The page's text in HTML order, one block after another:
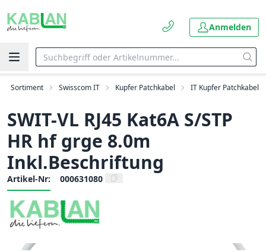
Anmelden
Sortiment Swisscom IT Kupfer Patchkabel IT Kupfer Patchkabel
SWIT-VL RJ45 Kat6A S/STP
HR hf grge 8.0m
Inkl.Beschriftung
Artikel-Nr: 000631080